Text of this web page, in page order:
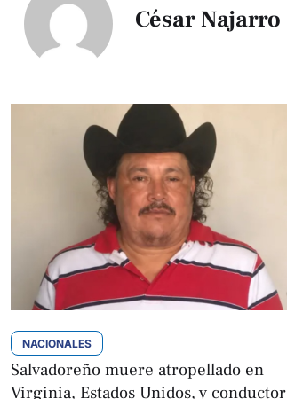
César Najarro
NACIONALES
Salvadoreño muere atropellado en
Virginia, Estados Unidos, y conductor